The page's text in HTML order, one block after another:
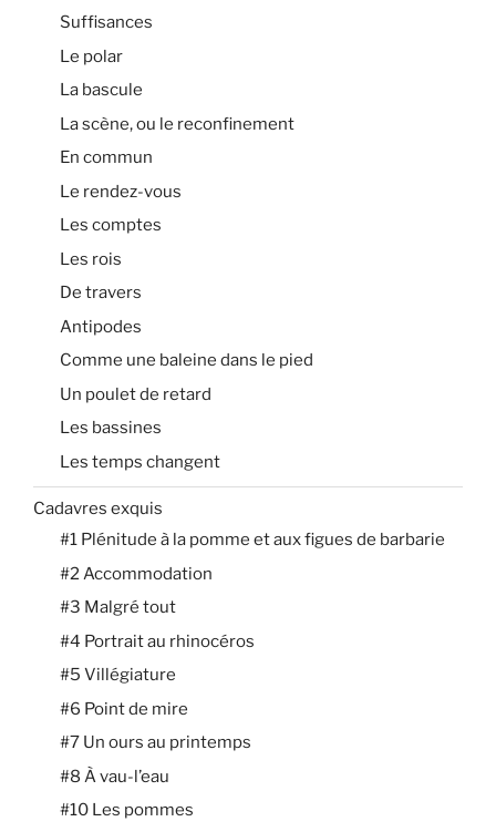
Suffisances
Le polar
La bascule
La scène, ou le reconfinement
En commun
Le rendez-vous
Les comptes
Les rois
De travers
Antipodes
Comme une baleine dans le pied
Un poulet de retard
Les bassines
Les temps changent
Cadavres exquis
#1 Plénitude à la pomme et aux figues de barbarie
#2 Accommodation
#3 Malgré tout
#4 Portrait au rhinocéros
#5 Villégiature
#6 Point de mire
#7 Un ours au printemps
#8 À vau-l’eau
#10 Les pommes